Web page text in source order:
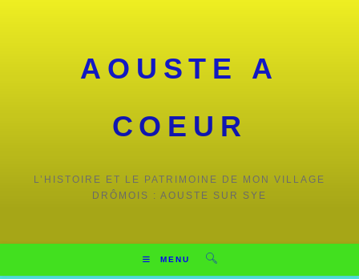
AOUSTE A
COEUR
L’HISTOIRE ET LE PATRIMOINE DE MON VILLAGE
DRÔMOIS : AOUSTE SUR SYE
MENU